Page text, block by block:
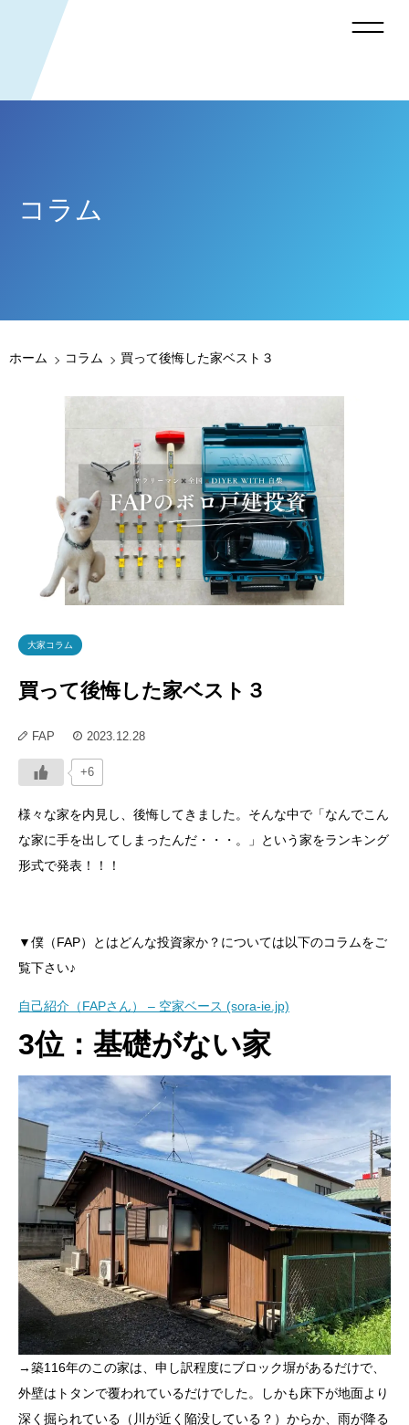
コラム
ホーム コラム 買って後悔した家ベスト３
大家コラム
買って後悔した家ベスト３
FAP 2023.12.28
+6
様々な家を内見し、後悔してきました。そんな中で「なんでこん
な家に手を出してしまったんだ・・・。」という家をランキング
形式で発表！！！
▼僕（FAP）とはどんな投資家か？については以下のコラムをご
覧下さい♪
自己紹介（FAPさん） – 空家ベース (sora-ie.jp)
3位：基礎がない家
→築116年のこの家は、申し訳程度にブロック塀があるだけで、
外壁はトタンで覆われているだけでした。しかも床下が地面より
深く掘られている（川が近く陥没している？）からか、雨が降る